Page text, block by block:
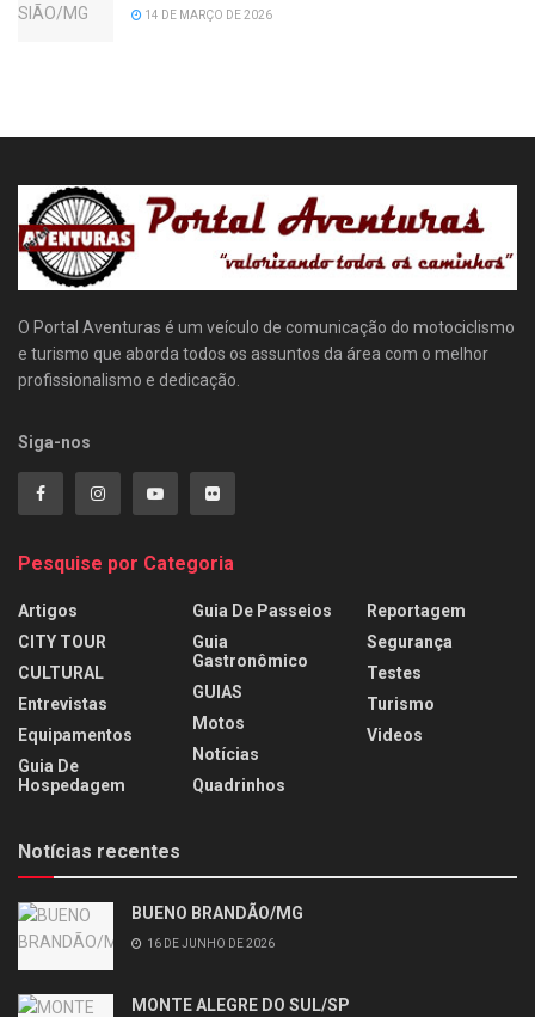
14 DE MARÇO DE 2026
O Portal Aventuras é um veículo de comunicação do motociclismo
e turismo que aborda todos os assuntos da área com o melhor
profissionalismo e dedicação.
Siga-nos
Pesquise por Categoria
Artigos
CITY TOUR
CULTURAL
Entrevistas
Equipamentos
Guia De
Hospedagem
Guia De Passeios
Guia
Gastronômico
GUIAS
Motos
Notícias
Quadrinhos
Reportagem
Segurança
Testes
Turismo
Videos
Notícias recentes
BUENO BRANDÃO/MG
16 DE JUNHO DE 2026
MONTE ALEGRE DO SUL/SP